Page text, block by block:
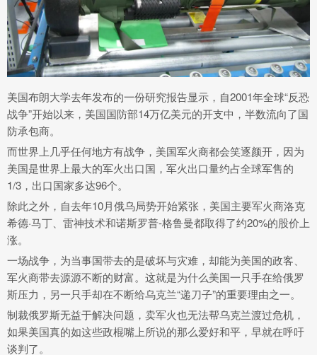
美国布朗大学去年发布的一份研究报告显示，自2001年全球“反恐
战争”开始以来，美国国防部14万亿美元的开支中，半数流向了国
防承包商。
而世界上几乎任何地方有战争，美国军火商都会笑逐颜开，因为
美国是世界上最大的军火出口国，军火出口量约占全球军售的
1/3，出口国家多达96个。
除此之外，自去年10月俄乌局势开始紧张，美国主要军火商洛克
希德·马丁、雷神技术和诺斯罗普-格鲁曼都取得了约20%的股价上
涨。
一场战争，为当事国带去的是破坏与灾难，却能为美国的政客、
军火商带去源源不断的财富。这就是为什么美国一只手在给俄罗
斯压力，另一只手却在不断给乌克兰“递刀子”的重要理由之一。
制裁俄罗斯无益于解决问题，卖军火也无法帮乌克兰渡过危机，
如果美国真的如这些政棍嘴上所说的那么爱好和平，早就在呼吁
谈判了。